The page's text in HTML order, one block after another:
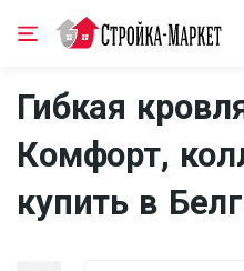
Гибкая
Комфорт,
купить в